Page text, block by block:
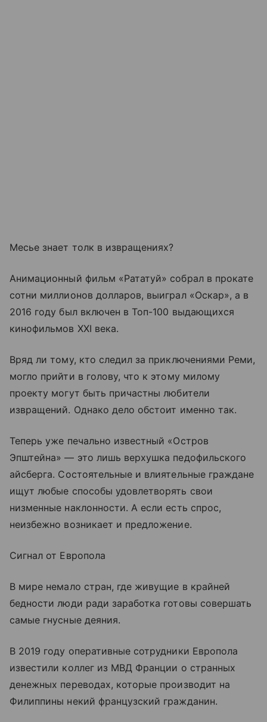
Месье знает толк в извращениях?
Анимационный фильм «Рататуй» собрал в прокате
сотни миллионов долларов, выиграл «Оскар», а в
2016 году был включен в Топ-100 выдающихся
кинофильмов XXI века.
Вряд ли тому, кто следил за приключениями Реми,
могло прийти в голову, что к этому милому
проекту могут быть причастны любители
извращений. Однако дело обстоит именно так.
Теперь уже печально известный «Остров
Эпштейна» — это лишь верхушка педофильского
айсберга. Состоятельные и влиятельные граждане
ищут любые способы удовлетворять свои
низменные наклонности. А если есть спрос,
неизбежно возникает и предложение.
Сигнал от Европола
В мире немало стран, где живущие в крайней
бедности люди ради заработка готовы совершать
самые гнусные деяния.
В 2019 году оперативные сотрудники Европола
известили коллег из МВД Франции о странных
денежных переводах, которые производит на
Филиппины некий французский гражданин.